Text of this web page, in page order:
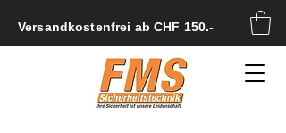
Versandkostenfrei ab CHF 150.-